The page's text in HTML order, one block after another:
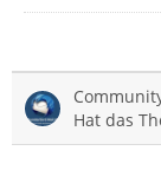
Hat das